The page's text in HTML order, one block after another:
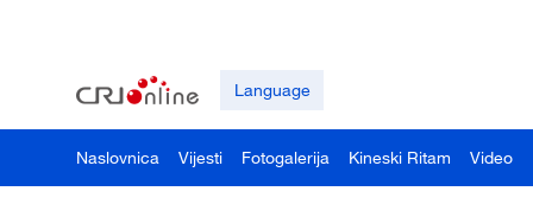
Language
Naslovnica Vijesti Fotogalerija Kineski Ritam Video